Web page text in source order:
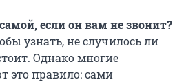
если он вам не звонит?
узнать, не случилось ли
Однако многие
правило: сами